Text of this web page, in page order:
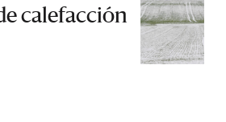
calefacción